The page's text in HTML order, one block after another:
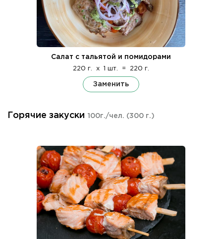
Салат с тальятой и помидорами
220 г. x 1 шт. = 220 г.
Заменить
Горячие закуски 100г./чел. (300 г.)